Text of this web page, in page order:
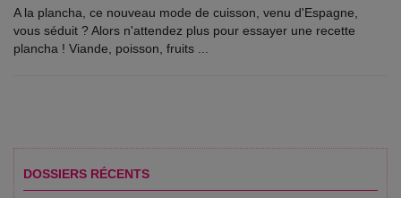
A la plancha, ce nouveau mode de cuisson, venu d'Espagne,
vous séduit ? Alors n'attendez plus pour essayer une recette
plancha ! Viande, poisson, fruits ...
DOSSIERS RÉCENTS